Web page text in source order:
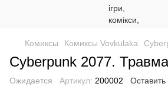
Комиксы Комиксы Vovkulaka
Cyberpunk 2077.
Ожидается Артикул: 200002 Оставить